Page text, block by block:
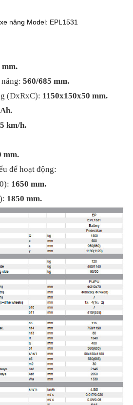
nâng Model: EPL1531
mm.
560/685 mm.
(DxRxC): 1150x150x50 mm.
km/h.
mm.
để hoạt động:
1650 mm.
1850 mm.